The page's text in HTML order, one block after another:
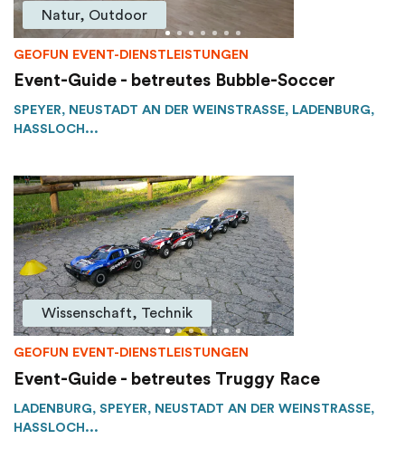
Natur, Outdoor
GEOFUN EVENT-DIENSTLEISTUNGEN
Event-Guide - betreutes Bubble-Soccer
SPEYER, NEUSTADT AN DER WEINSTRASSE, LADENBURG, H
ASSLOCH...
Wissenschaft, Technik
GEOFUN EVENT-DIENSTLEISTUNGEN
Event-Guide - betreutes Truggy Race
LADENBURG, SPEYER, NEUSTADT AN DER WEINSTRASSE, H
ASSLOCH...